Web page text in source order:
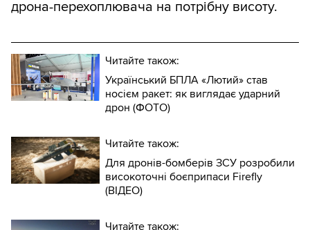
дрона-перехоплювача на потрібну висоту.
Читайте також:
Український БПЛА «Лютий» став
носієм ракет: як виглядає ударний
дрон (ФОТО)
Читайте також:
Для дронів-бомберів ЗСУ розробили
високоточні боєприпаси Firefly
(ВІДЕО)
Читайте також: